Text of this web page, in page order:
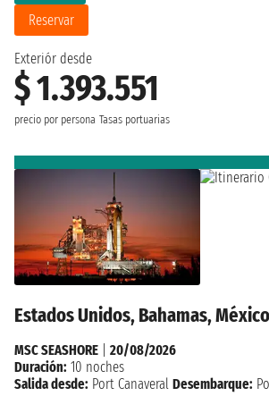
Exteriór desde
$ 1.393.551
precio por persona Tasas portuarias
Reservar
Estados Unidos, Bahamas, México
MSC SEASHORE
20/08/2026
Duración: 10 noches
Salida desde: Port Canaveral Desembarque: